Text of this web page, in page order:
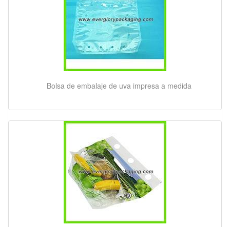
Bolsa de embalaje de uva impresa a medida